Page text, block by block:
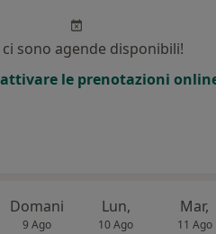
sono agende disponibili!
le prenotazioni
Domani
9 Ago
Lun,
10 Ago
Mar,
11 Ago